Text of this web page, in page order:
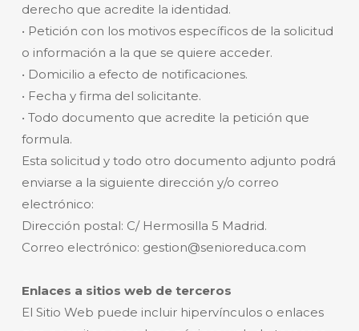
derecho que acredite la identidad.
• Petición con los motivos específicos de la solicitud
o información a la que se quiere acceder.
• Domicilio a efecto de notificaciones.
• Fecha y firma del solicitante.
• Todo documento que acredite la petición que
formula.
Esta solicitud y todo otro documento adjunto podrá
enviarse a la siguiente dirección y/o correo
electrónico:
Dirección postal: C/ Hermosilla 5 Madrid.
Correo electrónico: gestion@senioreduca.com
Enlaces a sitios web de terceros
El Sitio Web puede incluir hipervínculos o enlaces